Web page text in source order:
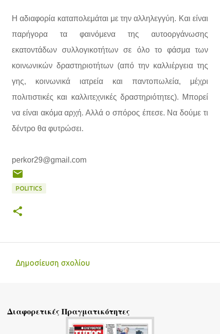
Η αδιαφορία καταπολεμάται με την αλληλεγγύη. Και είναι
παρήγορα τα φαινόμενα της αυτοοργάνωσης
εκατοντάδων συλλογικοτήτων σε όλο το φάσμα των
κοινωνικών δραστηριοτήτων (από την καλλιέργεια της
γης, κοινωνικά ιατρεία και παντοπωλεία, μέχρι
πολιτιστικές και καλλιτεχνικές δραστηριότητες). Μπορεί
να είναι ακόμα αρχή. Αλλά ο σπόρος έπεσε. Να δούμε τι
δέντρο θα φυτρώσει.
perkor29@gmail.com
POLITICS
λ
Δημοσίευση σχολίου
Διαφορετικές Πραγματικότητες